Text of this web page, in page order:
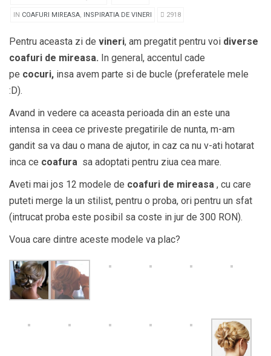
IN COAFURI MIREASA, INSPIRATIA DE VINERI 2918
Pentru aceasta zi de vineri, am pregatit pentru voi diverse
coafuri de mireasa. In general, accentul cade
pe cocuri, insa avem parte si de bucle (preferatele mele
:D).
Avand in vedere ca aceasta perioada din an este una
intensa in ceea ce priveste pregatirile de nunta, m-am
gandit sa va dau o mana de ajutor, in caz ca nu v-ati hotarat
inca ce coafura sa adoptati pentru ziua cea mare.
Aveti mai jos 12 modele de coafuri de mireasa , cu care
puteti merge la un stilist, pentru o proba, ori pentru un sfat
(intrucat proba este posibil sa coste in jur de 300 RON).
Voua care dintre aceste modele va plac?